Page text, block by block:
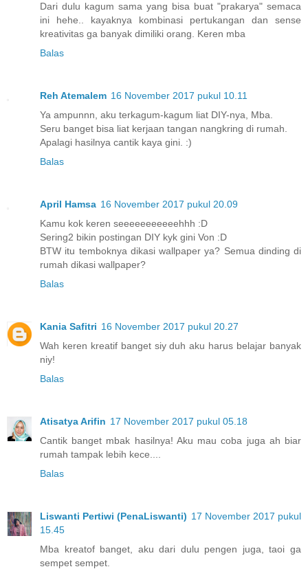
Dari dulu kagum sama yang bisa buat "prakarya" semaca
ini hehe.. kayaknya kombinasi pertukangan dan sense
kreativitas ga banyak dimiliki orang. Keren mba
Balas
Reh Atemalem 16 November 2017 pukul 10.11
Ya ampunnn, aku terkagum-kagum liat DIY-nya, Mba.
Seru banget bisa liat kerjaan tangan nangkring di rumah.
Apalagi hasilnya cantik kaya gini. :)
Balas
April Hamsa 16 November 2017 pukul 20.09
Kamu kok keren seeeeeeeeeeehhh :D
Sering2 bikin postingan DIY kyk gini Von :D
BTW itu temboknya dikasi wallpaper ya? Semua dinding di
rumah dikasi wallpaper?
Balas
Kania Safitri 16 November 2017 pukul 20.27
Wah keren kreatif banget siy duh aku harus belajar banyak
niy!
Balas
Atisatya Arifin 17 November 2017 pukul 05.18
Cantik banget mbak hasilnya! Aku mau coba juga ah biar
rumah tampak lebih kece....
Balas
Liswanti Pertiwi (PenaLiswanti) 17 November 2017 pukul
15.45
Mba kreatof banget, aku dari dulu pengen juga, taoi ga
sempet sempet.